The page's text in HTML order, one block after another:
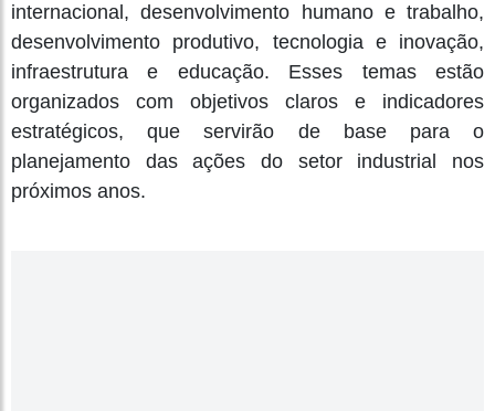
internacional, desenvolvimento humano e trabalho,
desenvolvimento produtivo, tecnologia e inovação,
infraestrutura e educação. Esses temas estão
organizados com objetivos claros e indicadores
estratégicos, que servirão de base para o
planejamento das ações do setor industrial nos
próximos anos.